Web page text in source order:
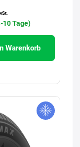
10 Tage)
Warenkorb